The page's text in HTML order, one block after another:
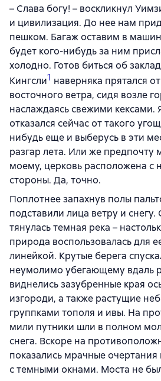
– Слава богу! – воскликнул
и цивилизация. До нее нам
пешком. Багаж оставим в
будет кого-нибудь за ним
холодно. Готов биться об
Кингсли1 наверняка прятался
восточного ветра, сидя возле
наслаждаясь свежими кексами.
отказался сейчас от такого
нибудь еще и выберусь в эти
разгар лета. Или же
моему, церковь расположена с
стороны. Да, точно.
Поплотнее запахнув полы
подставили лица ветру и снегу.
тянулась темная река –
природа воспользовалась для
линейкой. Крутые берега
неумолимо убегающему вдаль
виднелись зазубренные края
изгороди, а также растущие
группками тополя и ивы. На
мили путники шли в полном
снега. Вскоре на
показались мрачные
с темными окнами. Моста не